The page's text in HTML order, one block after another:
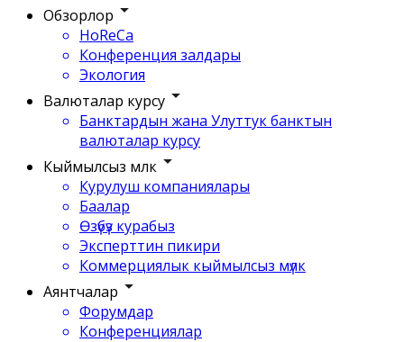
Обзорлор
HoReCa
Конференция залдары
Экология
Валюталар курсу
Банктардын жана Улуттук банктын
валюталар курсу
Кыймылсыз мүлк
Курулуш компаниялары
Баалар
Өзүбүз курабыз
Эксперттин пикири
Коммерциялык кыймылсыз мүлк
Аянтчалар
Форумдар
Конференциялар